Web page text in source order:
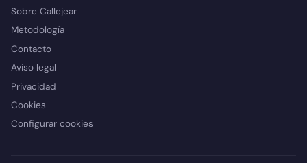
Sobre Callejear
Metodología
Contacto
Aviso legal
Privacidad
Cookies
Configurar cookies